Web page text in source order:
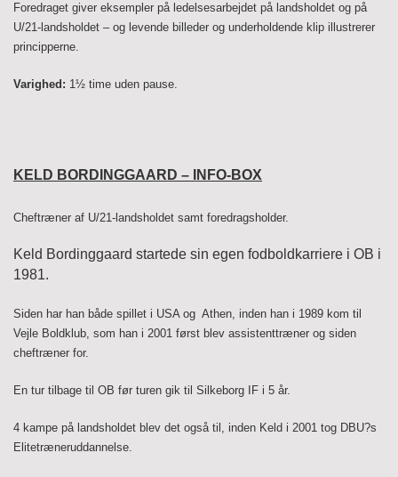
Foredraget giver eksempler på ledelsesarbejdet på landsholdet og på
U/21-landsholdet – og levende billeder og underholdende klip illustrerer
principperne.
Varighed: 1½ time uden pause.
KELD BORDINGGAARD – INFO-BOX
Cheftræner af U/21-landsholdet samt foredragsholder.
Keld Bordinggaard startede sin egen fodboldkarriere i OB i
1981.
Siden har han både spillet i USA og Athen, inden han i 1989 kom til
Vejle Boldklub, som han i 2001 først blev assistenttræner og siden
cheftræner for.
En tur tilbage til OB før turen gik til Silkeborg IF i 5 år.
4 kampe på landsholdet blev det også til, inden Keld i 2001 tog DBU?s
Elitetræneruddannelse.